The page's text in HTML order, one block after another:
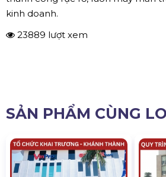
kinh doanh.
23889 lượt xem
SẢN PHẨM CÙNG